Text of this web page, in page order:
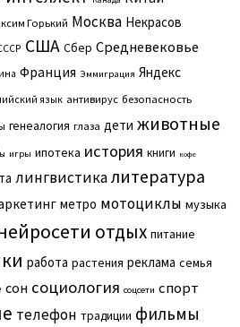
Горький Москва Некрасов
США Сбер Средневековье
Франция Эммиграция Яндекс
язык антивирус безопасность
генеалогия глаза дети животные
игры ипотека история книги кофе
лингвистикалитература
метро мотоциклы музыка
отдых питание
работа растения реклама семья
сон социология соцсети спорт
телефон традиции фильмы